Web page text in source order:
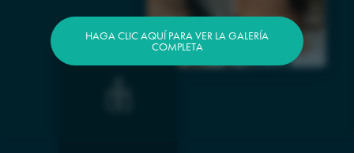
HAGA CLIC AQUÍ PARA VER LA GALERÍA
COMPLETA